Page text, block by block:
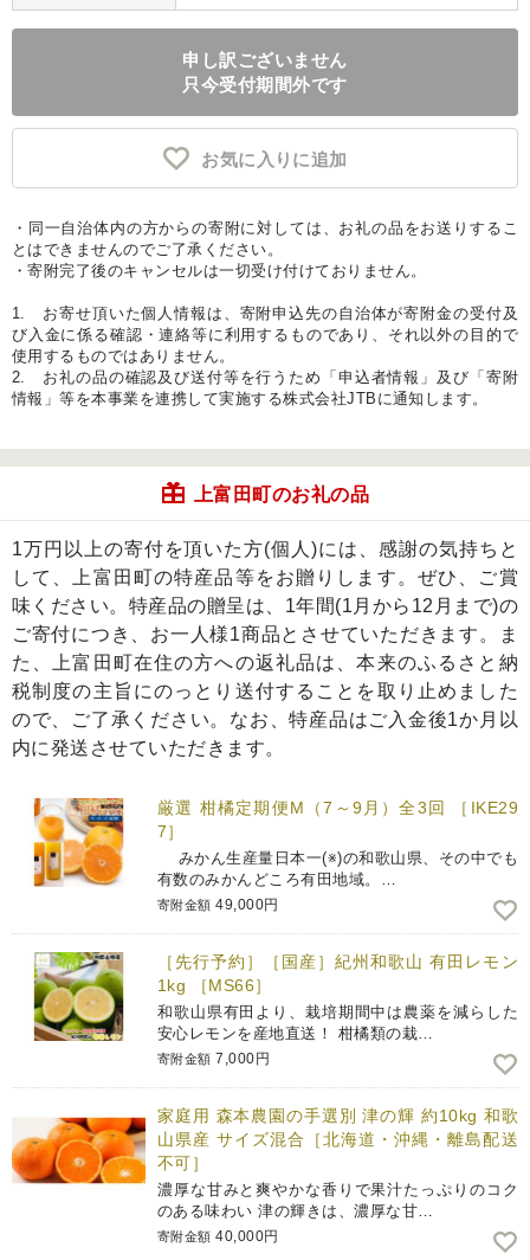
申し訳ございません
只今受付期間外です
お気に入りに追加
・同一自治体内の方からの寄附に対しては、お礼の品をお送りするこ
とはできませんのでご了承ください。
・寄附完了後のキャンセルは一切受け付けておりません。
1. お寄せ頂いた個人情報は、寄附申込先の自治体が寄附金の受付及
び入金に係る確認・連絡等に利用するものであり、それ以外の目的で
使用するものではありません。
2. お礼の品の確認及び送付等を行うため「申込者情報」及び「寄附
情報」等を本事業を連携して実施する株式会社JTBに通知します。
上富田町のお礼の品
1万円以上の寄付を頂いた方(個人)には、感謝の気持ちと
して、上富田町の特産品等をお贈りします。ぜひ、ご賞
味ください。特産品の贈呈は、1年間(1月から12月まで)の
ご寄付につき、お一人様1商品とさせていただきます。ま
た、上富田町在住の方への返礼品は、本来のふるさと納
税制度の主旨にのっとり送付することを取り止めました
ので、ご了承ください。なお、特産品はご入金後1か月以
内に発送させていただきます。
厳選 柑橘定期便M（7～9月）全3回 ［IKE29
7］
みかん生産量日本一(※)の和歌山県、その中でも
有数のみかんどころ有田地域。…
寄附金額 49,000円
［先行予約］［国産］紀州和歌山 有田レモン
1kg ［MS66］
和歌山県有田より、栽培期間中は農薬を減らした
安心レモンを産地直送！ 柑橘類の栽…
寄附金額 7,000円
家庭用 森本農園の手選別 津の輝 約10kg 和歌
山県産 サイズ混合［北海道・沖縄・離島配送
不可］
濃厚な甘みと爽やかな香りで果汁たっぷりのコク
のある味わい 津の輝きは、濃厚な甘…
寄附金額 40,000円